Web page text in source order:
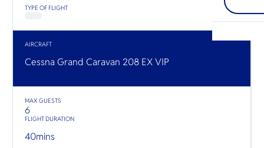
ทำให้นักเ
เข้าใจ “ป
ประเทศไ
ทะเลระดั
TYPE OF FLIGHT
AIRCRAFT
Cessna Grand Caravan 208 EX VIP
MAX GUESTS
6
FLIGHT DURATION
40mins